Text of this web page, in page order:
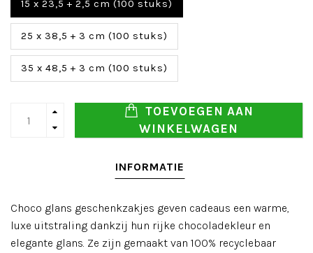
15 x 23,5 + 2,5 cm (100 stuks)
25 x 38,5 + 3 cm (100 stuks)
35 x 48,5 + 3 cm (100 stuks)
TOEVOEGEN AAN
WINKELWAGEN
INFORMATIE
Choco glans geschenkzakjes geven cadeaus een warme,
luxe uitstraling dankzij hun rijke chocoladekleur en
elegante glans. Ze zijn gemaakt van 100% recyclebaar